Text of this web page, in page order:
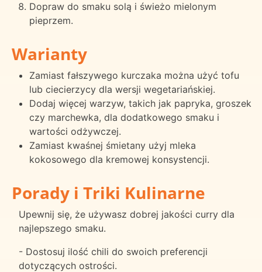
Dopraw do smaku solą i świeżo mielonym
pieprzem.
Warianty
Zamiast fałszywego kurczaka można użyć tofu
lub ciecierzycy dla wersji wegetariańskiej.
Dodaj więcej warzyw, takich jak papryka, groszek
czy marchewka, dla dodatkowego smaku i
wartości odżywczej.
Zamiast kwaśnej śmietany użyj mleka
kokosowego dla kremowej konsystencji.
Porady i Triki Kulinarne
Upewnij się, że używasz dobrej jakości curry dla
najlepszego smaku.
- Dostosuj ilość chili do swoich preferencji
dotyczących ostrości.